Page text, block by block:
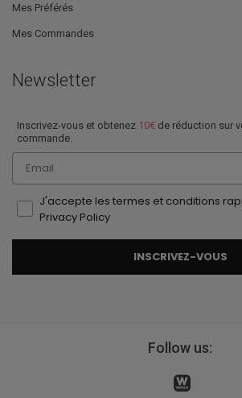
Mes Préférés
Mes Commandes
Newsletter
Inscrivez-vous et obtenez 10€ de réduction sur
commande.
Email
J'accepte les termes et conditions
Privacy Policy
INSCRIVEZ-VOUS
Follow us: